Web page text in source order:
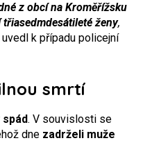
z obcí na Kroměřížsku
ženy,
uvedl k případu policejní
smrtí
. V souvislosti se
dne zadrželi muže